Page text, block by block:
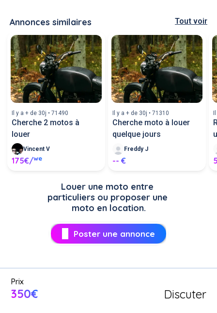
Discuter
Prix
350€
Annonces similaires Tout voir
Il y a + de 30j • 71490
Cherche 2 motos à
louer
Vincent V
175€/we
Il y a + de 30j • 71310
Cherche moto à louer
quelque jours
Freddy J
-- €
Il
Louer une moto entre
particuliers ou proposer une
moto en location.
Poster une annonce